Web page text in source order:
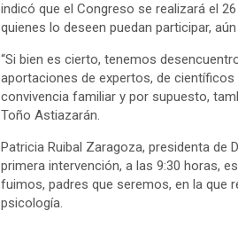
indicó que el Congreso se realizará el
quienes lo deseen puedan participar,
“Si bien es cierto, tenemos
aportaciones de expertos, de
convivencia familiar y por supuesto,
Toño Astiazarán.
Patricia Ruibal Zaragoza, presidenta de
primera intervención, a las 9:30 horas,
fuimos, padres que seremos, en la que
psicología.